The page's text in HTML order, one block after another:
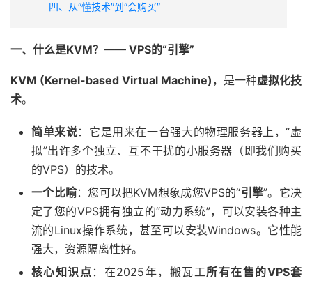
四、从“懂技术”到“会购买”
一、什么是KVM？—— VPS的“引擎”
KVM (Kernel-based Virtual Machine) ，是一种虚拟化技
术。
简单来说：它是用来在一台强大的物理服务器上，“虚
拟”出许多个独立、互不干扰的小服务器（即我们购买
的VPS）的技术。
一个比喻：您可以把KVM想象成您VPS的“引擎”。它决
定了您的VPS拥有独立的“动力系统”，可以安装各种主
流的Linux操作系统，甚至可以安装Windows。它性能
强大，资源隔离性好。
核心知识点 ：在2025年，搬瓦工所有在售的VPS套